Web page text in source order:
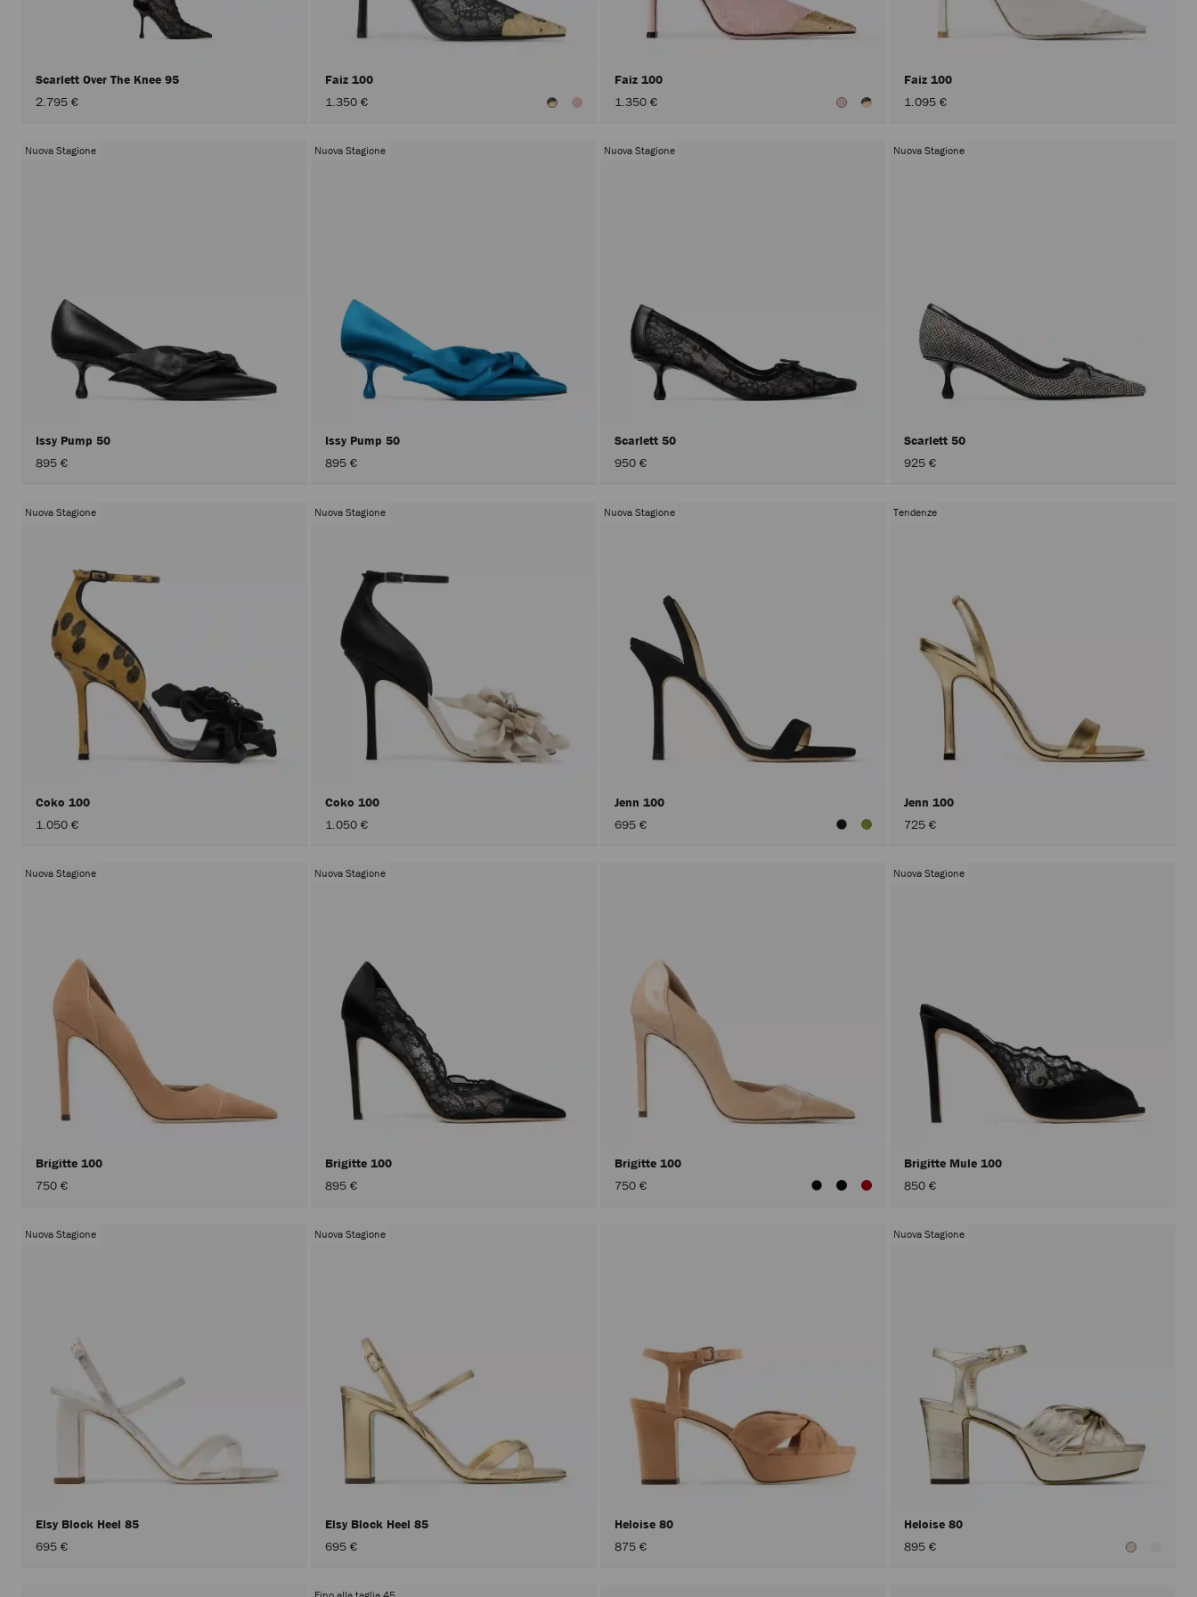
Scarlett Over The Knee 95
2.795 €
Faiz 100
1.350 €
Faiz 100
1.350 €
Faiz 100
1.095 €
Nuova Stagione
Issy Pump 50
895 €
Nuova Stagione
Issy Pump 50
895 €
Nuova Stagione
Scarlett 50
950 €
Nuova Stagione
Scarlett 50
925 €
Nuova Stagione
Coko 100
1.050 €
Nuova Stagione
Coko 100
1.050 €
Nuova Stagione
Jenn 100
695 €
Tendenze
Jenn 100
725 €
Nuova Stagione
Brigitte 100
750 €
Nuova Stagione
Brigitte 100
895 €
Brigitte 100
750 €
Nuova Stagione
Brigitte Mule 100
850 €
Nuova Stagione
Elsy Block Heel 85
695 €
Nuova Stagione
Elsy Block Heel 85
695 €
Heloise 80
875 €
Nuova Stagione
Heloise 80
895 €